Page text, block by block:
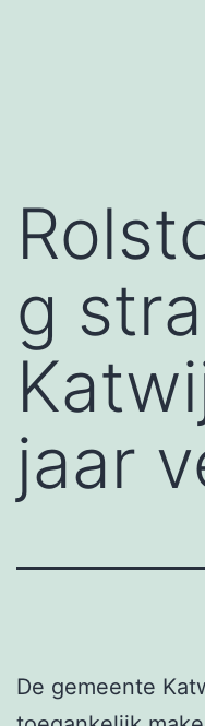
g
jaar
De gemeente